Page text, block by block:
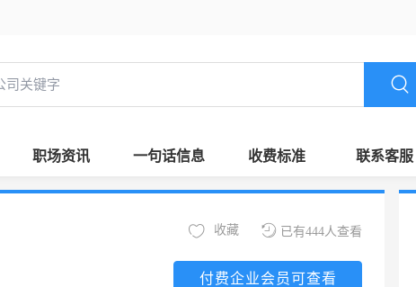
职场资讯 一句话信息 收费标准 联系客服
已有444人查看
收藏
付费企业会员可查看